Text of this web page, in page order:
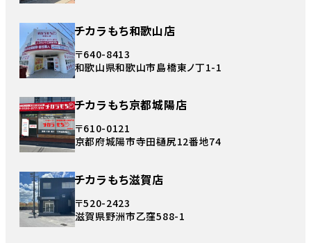
チカラもち和歌山店
〒640-8413
和歌山県和歌山市島橋東ノ丁1-1
チカラもち京都城陽店
〒610-0121
京都府城陽市寺田樋尻12番地74
チカラもち滋賀店
〒520-2423
滋賀県野洲市乙窪588-1